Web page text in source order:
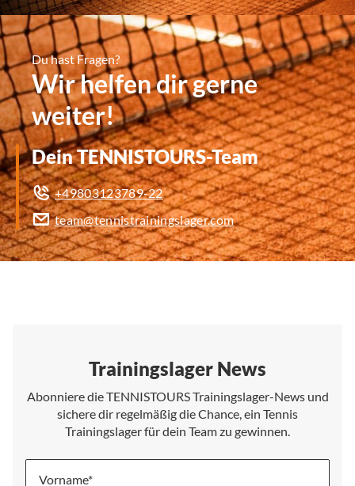
Du hast Fragen?
Wir helfen dir gerne
weiter!
Dein TENNISTOURS-Team
+49803123789-22
team@tennistrainingslager.com
Trainingslager News
Abonniere die TENNISTOURS Trainingslager-News und
sichere dir regelmäßig die Chance, ein Tennis
Trainingslager für dein Team zu gewinnen.
Vorname